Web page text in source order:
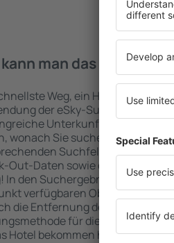
man das Hotel in in
Weg, ein Hotel in
der eSky-Suchmaschine
Unterkunftsbasis
wonach Sie suchen. Geben Sie
Suchfelder ein,
Out-Daten sowie die Anzahl der
In den Suchergebnissen werden
verfügbaren Objekte
die Entfernung des Hotels vom
für die Unterkunft
Hotel bekommen hat,